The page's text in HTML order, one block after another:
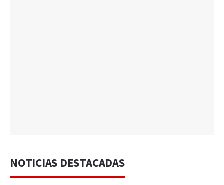
NOTICIAS DESTACADAS